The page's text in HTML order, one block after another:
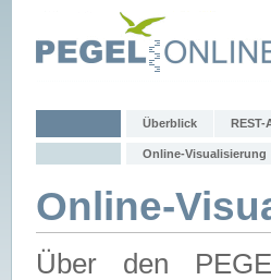
Überblick REST-
Online-Visualisierung
Online-
Über den